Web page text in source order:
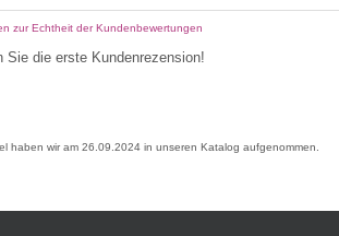
zur Echtheit der Kundenbewertungen
Sie die erste Kundenrezension!
haben wir am 26.09.2024 in unseren Katalog aufgenommen.